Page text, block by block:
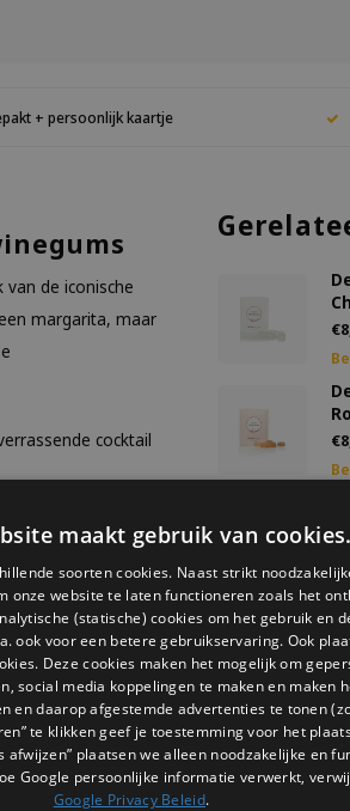
+ persoonlijk kaartje
de iconische
margarita, maar
cocktail
wijn en cocktails.
je van een
winegums
Vinoos zijn
vrouwen. Een
maakt gebruik van cookies.
soorten cookies. Naast strikt
onze website te laten functioneren zoals het
(statische) cookies om het gebruik en
ook voor een betere gebruikservaring. Ook
Deze cookies maken het mogelijk om
social media koppelingen te maken en maken
en daarop afgestemde advertenties te tonen
te klikken geef je toestemming voor het
afwijzen” plaatsen we alleen noodzakelijke en
Google persoonlijke informatie verwerkt,
Google Privacy Beleid.